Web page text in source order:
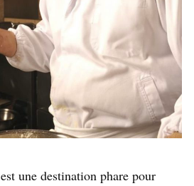
est une destination phare pour